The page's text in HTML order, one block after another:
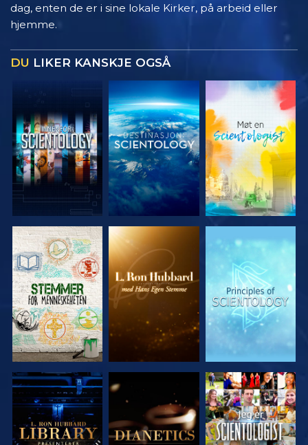
dag, enten de er i sine lokale Kirker, på arbeid eller
hjemme.
DU LIKER KANSKJE OGSÅ
UTFORSK
SERIEN
UTFORSK
SERIEN
UTFORSK
SERIEN
UTFORSK
SERIEN
UTFORSK
SERIEN
SE